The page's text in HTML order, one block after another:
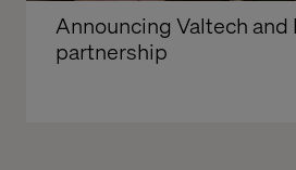
Announcing Valtech and
partnership